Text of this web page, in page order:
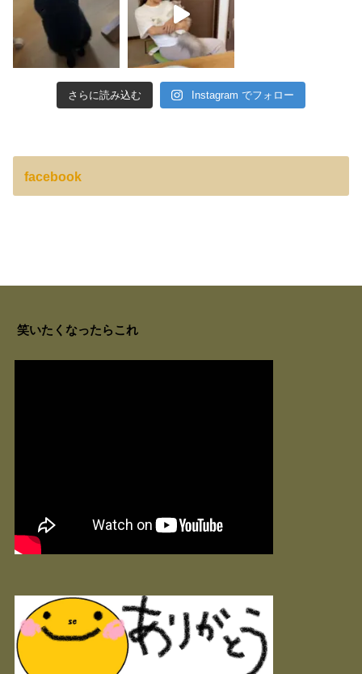
さらに読み込む Instagram でフォロー
facebook
笑いたくなったらこれ